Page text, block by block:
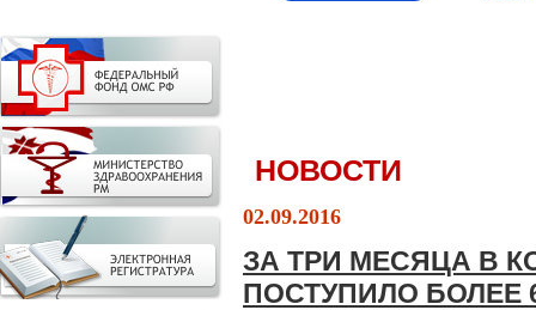
НОВОСТИ
02.09.2016
ЗА ТРИ МЕСЯЦА В
ПОСТУПИЛО БОЛЕЕ